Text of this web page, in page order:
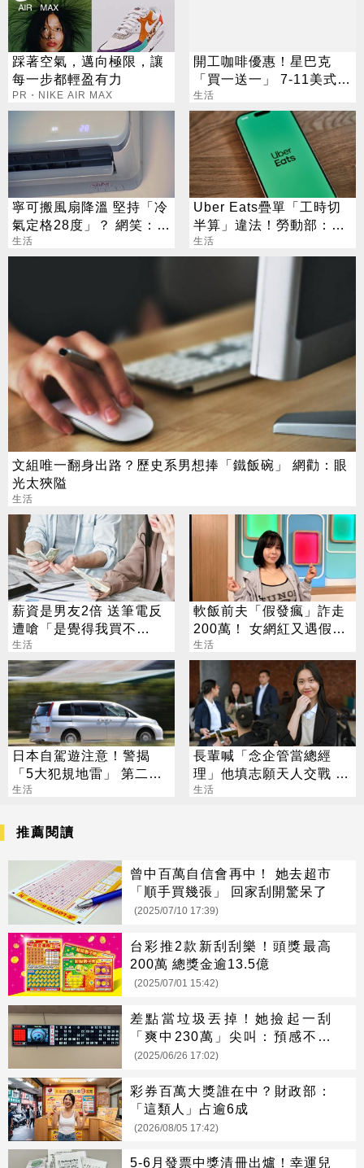
踩著空氣，邁向極限，讓
每一步都輕盈有力
PR・NIKE AIR MAX
開工咖啡優惠！星巴克
「買一送一」 7-11美式買
7送7
生活
寧可搬風扇降溫 堅持「冷
氣定格28度」？ 網笑：全
台長輩通病
生活
Uber Eats疊單「工時切
半算」違法！勞動部：每
案可罰2萬
生活
文組唯一翻身出路？歷史系男想捧「鐵飯碗」 網勸：眼
光太狹隘
生活
薪資是男友2倍 送筆電反
遭嗆「是覺得我買不
起」？ 網齊勸快逃
生活
軟飯前夫「假發瘋」詐走
200萬！ 女網紅又遇假富
豪 養套殺噴2千萬
生活
日本自駕遊注意！警揭
「5大犯規地雷」 第二點
台灣人常犯
生活
長輩喊「念企管當總經
理」他填志願天人交戰 過
來人曝殘酷真相
生活
推薦閱讀
曾中百萬自信會再中！ 她去超市
「順手買幾張」 回家刮開驚呆了
(2025/07/10 17:39)
台彩推2款新刮刮樂！頭獎最高
200萬 總獎金逾13.5億
(2025/07/01 15:42)
差點當垃圾丟掉！她撿起一刮
「爽中230萬」尖叫：預感不斷
催我買
(2025/06/26 17:02)
彩券百萬大獎誰在中？財政部：
「這類人」占逾6成
(2026/08/05 17:42)
5-6月發票中獎清冊出爐！幸運兒